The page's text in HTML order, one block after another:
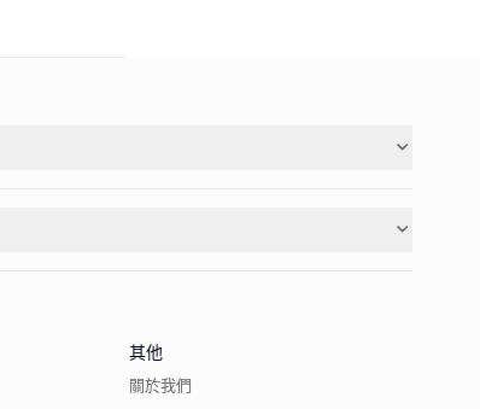
其他
關於我們